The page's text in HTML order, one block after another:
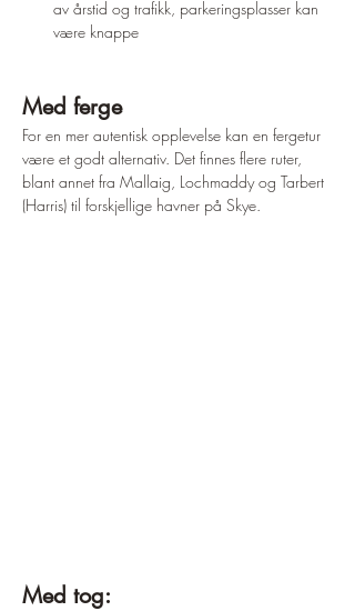
av årstid og trafikk, parkeringsplasser kan
være knappe
Med ferge
For en mer autentisk opplevelse kan en fergetur
være et godt alternativ. Det finnes flere ruter,
blant annet fra Mallaig, Lochmaddy og Tarbert
(Harris) til forskjellige havner på Skye.
Med tog: